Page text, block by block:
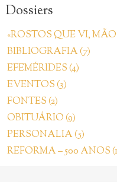
Dossiers
«ROSTOS QUE VI,
BIBLIOGRAFIA (7)
EFEMÉRIDES (4)
EVENTOS (3)
FONTES (2)
OBITUÁRIO (9)
PERSONALIA (5)
REFORMA – 500 ANOS